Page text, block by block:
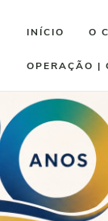
INÍCIO O
OPERAÇÃO |